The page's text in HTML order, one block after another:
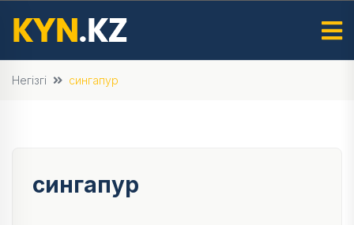
Негізгі сингапур
сингапур